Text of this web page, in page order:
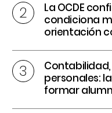
La OCDE
condiciona
orientación
personales:
formar